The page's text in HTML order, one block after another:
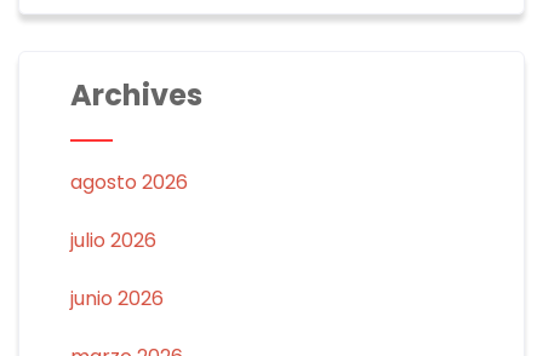
Archives
agosto 2026
julio 2026
junio 2026